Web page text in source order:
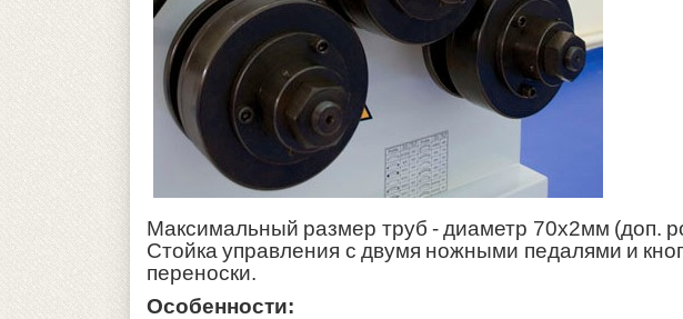
Максимальный размер труб - диаметр 70х2мм (доп.
Стойка управления с двумя ножными педалями и
переноски.
Особенности: